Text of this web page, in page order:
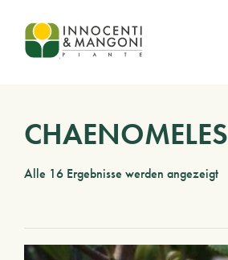
Skip to main content
CHAENOMELES
Alle 16 Ergebnisse werden angezeigt